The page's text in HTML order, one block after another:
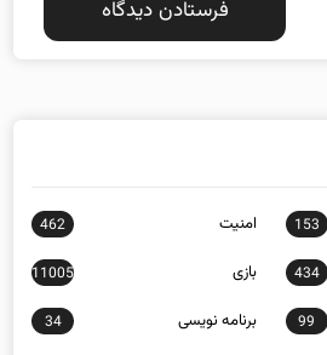
153 امنيت 462
434 بازی 11005
99 برنامه نويسی 34